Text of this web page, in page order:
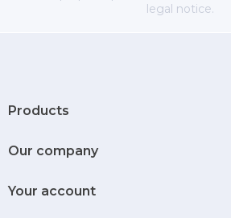
legal notice.
Products
Our company
Your account